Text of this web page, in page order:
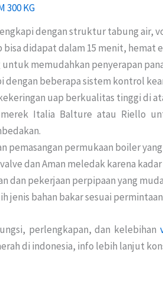
300 KG
dengan struktur tabung
bisa didapat dalam 15 menit, hemat
memudahkan penyerapan
dengan beberapa sistem kontrol
uap berkualitas tinggi di
Italia Balture atau Riello
pemasangan permukaan boiler
dan Aman meledak karena
dan pekerjaan perpipaan yang
jenis bahan bakar sesuai
perlengkapan, dan kelebihan
di indonesia, info lebih lanjut